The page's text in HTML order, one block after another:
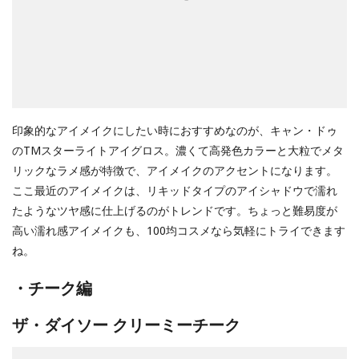
印象的なアイメイクにしたい時におすすめなのが、キャン・ドゥ
のTMスターライトアイグロス。濃くて高発色カラーと大粒でメタ
リックなラメ感が特徴で、アイメイクのアクセントになります。
ここ最近のアイメイクは、リキッドタイプのアイシャドウで濡れ
たようなツヤ感に仕上げるのがトレンドです。ちょっと難易度が
高い濡れ感アイメイクも、100均コスメなら気軽にトライできます
ね。
・チーク編
ザ・ダイソー クリーミーチーク